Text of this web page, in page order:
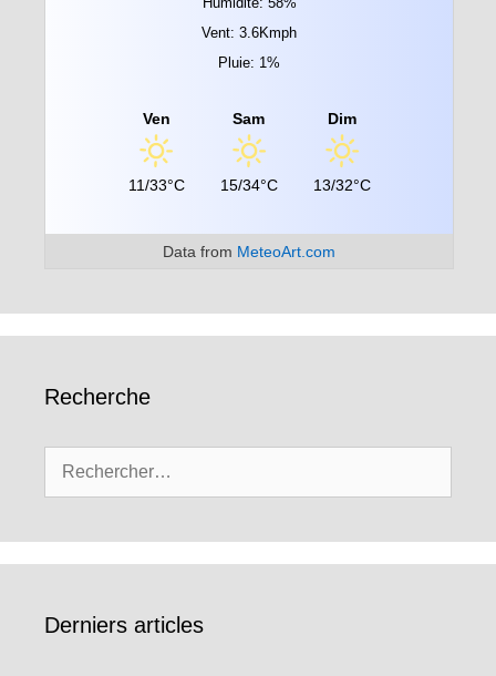
Vent: 3.6Kmph
Pluie: 1%
Ven
11/33°C
Sam
15/34°C
Dim
13/32°C
Data from MeteoArt.com
Recherche
Derniers articles